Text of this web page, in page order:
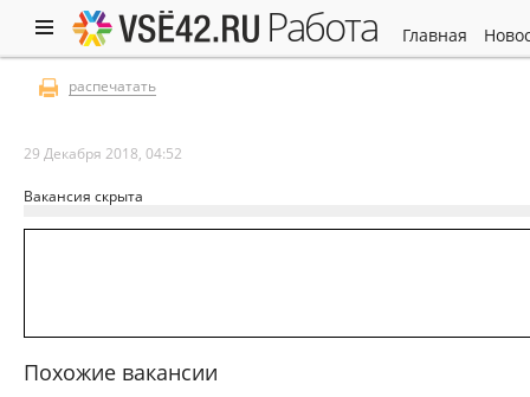
работа главная
распечатать
29 Декабря 2018, 04:52
Вакансия скрыта
Похожие вакансии